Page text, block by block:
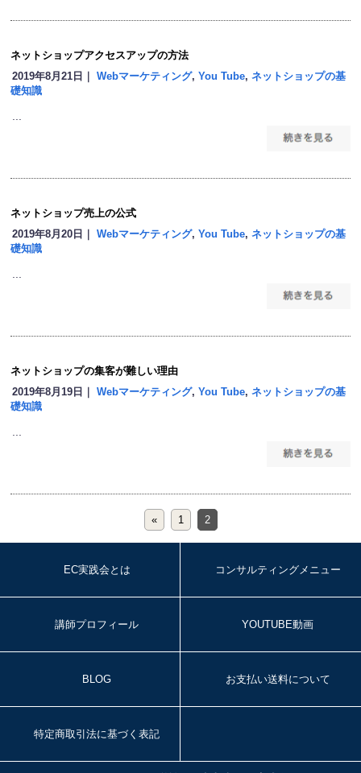
ネットショップアクセスアップの方法
2019年8月21日｜
Webマーケティング,You Tube,ネットショップの基
礎知識
ネットショップ売上の公式
2019年8月20日｜
Webマーケティング,You Tube,ネットショップの基
礎知識
ネットショップの集客が難しい理由
2019年8月19日｜
Webマーケティング,You Tube,ネットショップの基
礎知識
« 1 2
EC実践会とは コンサルティングメニュー
講師プロフィール YOUTUBE動画
BLOG お支払い送料について
特定商取引法に基づく表記